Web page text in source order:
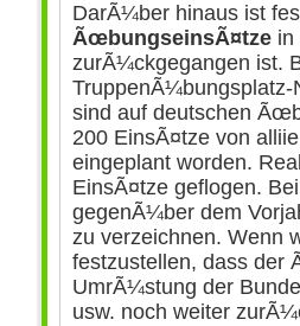
DarÃ¼ber hinaus ist
ÃœbungseinsÃ¤tze in
zurÃ¼ckgegangen ist.
TruppenÃ¼bungsplatz-
sind auf deutschen
200 EinsÃ¤tze von
eingeplant worden.
EinsÃ¤tze geflogen.
gegenÃ¼ber dem
zu verzeichnen. Wenn
festzustellen, dass der
UmrÃ¼stung der
usw. noch weiter